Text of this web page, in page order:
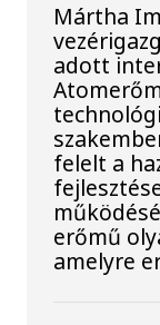
Mártha
adott
felelt a
erőmű
amelyre